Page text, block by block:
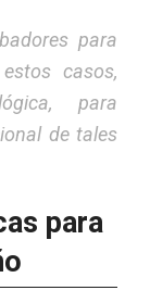
para
casos,
para
de tales
para